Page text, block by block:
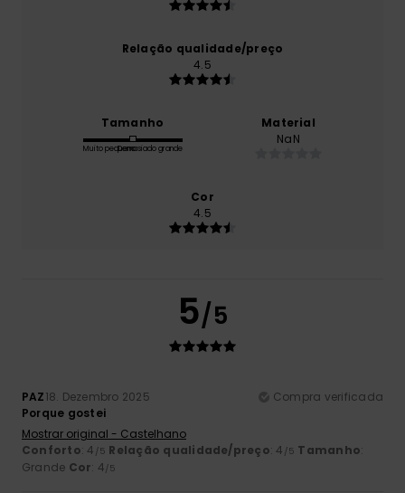
Relação qualidade/preço
4.5
Tamanho
Muito pequenoDemasiado grande
Material
NaN
Cor
4.5
5/5
PAZ18. Dezembro 2025
Compra verificada
Porque gostei
Mostrar original - Castelhano
Conforto: 4 /5 Relação qualidade/preço: 4 /5 Tamanho:
Grande Cor: 4/5